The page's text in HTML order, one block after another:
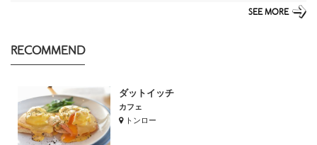
SEE MORE
RECOMMEND
ダットイッチ
カフェ
トンロー